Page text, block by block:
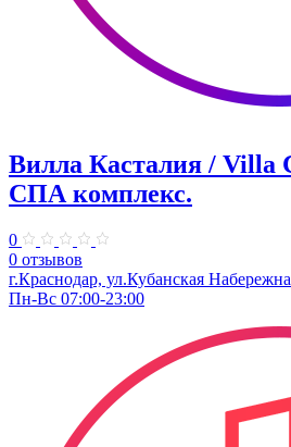
Вилла Касталия / Villa
СПА комплекс.
0
0 отзывов
г.Краснодар, ул.Кубанская
Пн-Вс 07:00-23:00